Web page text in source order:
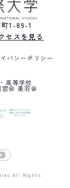
1-89-1
セスを見る
バシーポリシー
高等学校
窓会 美羽会
All Rights